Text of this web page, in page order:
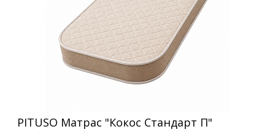
PITUSO Матрас "Кокос Стандарт П"